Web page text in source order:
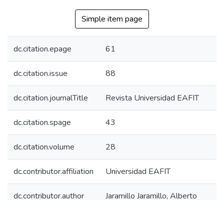
Simple item page
dc.citation.epage 61
dc.citation.issue 88
dc.citation.journalTitle Revista Universidad EAFIT
dc.citation.spage 43
dc.citation.volume 28
dc.contributor.affiliation Universidad EAFIT
dc.contributor.author Jaramillo Jaramillo, Alberto